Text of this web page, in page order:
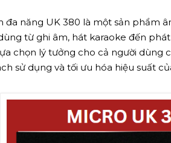
đa năng UK 380 là một sản phẩm
từ ghi âm, hát karaoke đến
chọn lý tưởng cho cả người
sử dụng và tối ưu hóa hiệu suất